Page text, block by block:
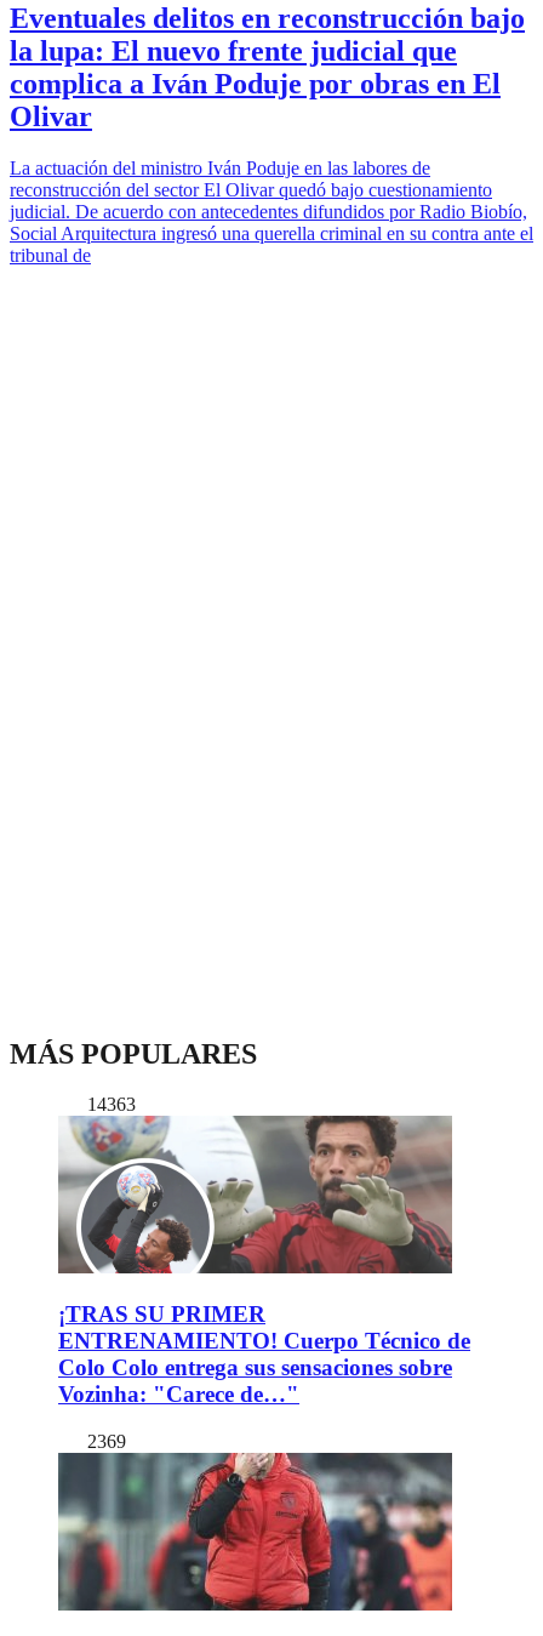
Eventuales delitos en reconstrucción bajo
la lupa: El nuevo frente judicial que
complica a Iván Poduje por obras en El
Olivar
La actuación del ministro Iván Poduje en las labores de
reconstrucción del sector El Olivar quedó bajo cuestionamiento
judicial. De acuerdo con antecedentes difundidos por Radio Biobío,
Social Arquitectura ingresó una querella criminal en su contra ante el
tribunal de
MÁS POPULARES
14363
¡TRAS SU PRIMER
ENTRENAMIENTO! Cuerpo Técnico de
Colo Colo entrega sus sensaciones sobre
Vozinha: "Carece de…"
2369